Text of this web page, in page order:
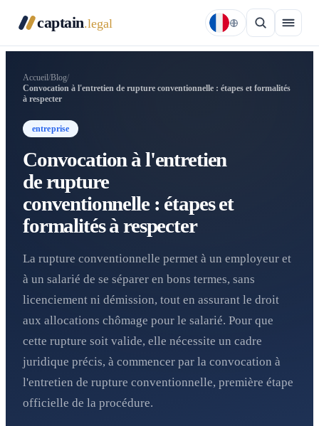
captain.legal
Accueil/Blog/
Convocation à l'entretien de rupture conventionnelle : étapes et formalités
à respecter
entreprise
Convocation à l'entretien
de rupture
conventionnelle : étapes et
formalités à respecter
La rupture conventionnelle permet à un employeur et
à un salarié de se séparer en bons termes, sans
licenciement ni démission, tout en assurant le droit
aux allocations chômage pour le salarié. Pour que
cette rupture soit valide, elle nécessite un cadre
juridique précis, à commencer par la convocation à
l'entretien de rupture conventionnelle, première étape
officielle de la procédure.